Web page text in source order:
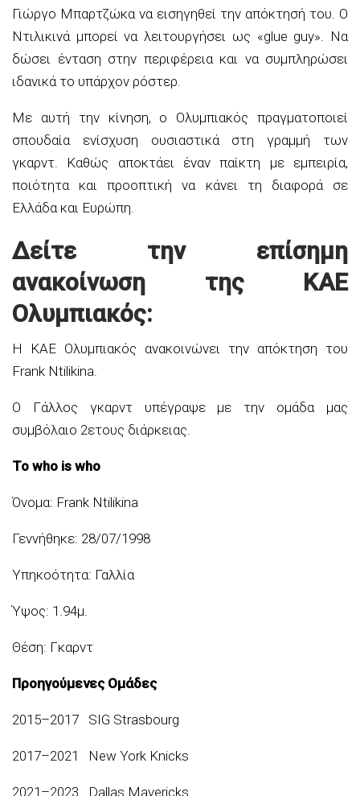
Γιώργο Μπαρτζώκα να εισηγηθεί την απόκτησή του. Ο
Ντιλικινά μπορεί να λειτουργήσει ως «glue guy». Να
δώσει ένταση στην περιφέρεια και να συμπληρώσει
ιδανικά το υπάρχον ρόστερ.
Με αυτή την κίνηση, ο Ολυμπιακός πραγματοποιεί
σπουδαία ενίσχυση ουσιαστικά στη γραμμή των
γκαρντ. Καθώς αποκτάει έναν παίκτη με εμπειρία,
ποιότητα και προοπτική να κάνει τη διαφορά σε
Ελλάδα και Ευρώπη.
Δείτε την επίσημη
ανακοίνωση της ΚΑΕ
Ολυμπιακός:
Η ΚΑΕ Ολυμπιακός ανακοινώνει την απόκτηση του
Frank Ntilikina.
Ο Γάλλος γκαρντ υπέγραψε με την ομάδα μας
συμβόλαιο 2ετους διάρκειας.
Το who is whο
Όνομα: Frank Ntilikina
Γεννήθηκε: 28/07/1998
Υπηκοότητα: Γαλλία
Ύψος: 1.94μ.
Θέση: Γκαρντ
Προηγούμενες Ομάδες
2015–2017 SIG Strasbourg
2017–2021 New York Knicks
2021–2023 Dallas Mavericks